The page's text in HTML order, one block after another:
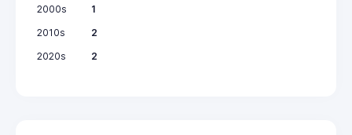
2000s
1
2010s
2
2020s
2